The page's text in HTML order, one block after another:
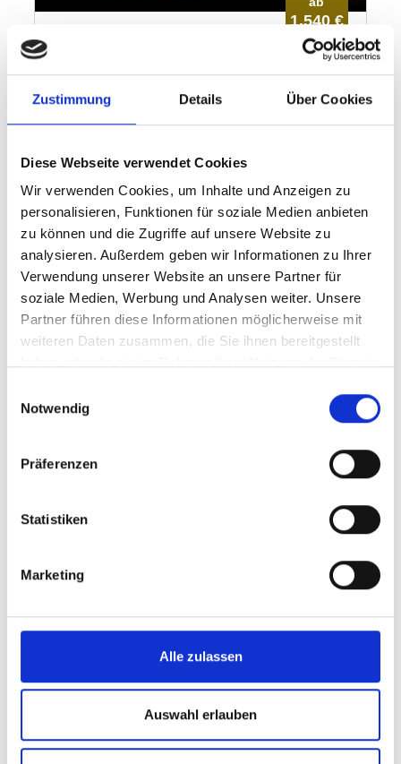
Zustimmung Details Über Cookies
Diese Webseite verwendet Cookies
Wir verwenden Cookies, um Inhalte und Anzeigen zu
personalisieren, Funktionen für soziale Medien anbieten
zu können und die Zugriffe auf unsere Website zu
analysieren. Außerdem geben wir Informationen zu Ihrer
Verwendung unserer Website an unsere Partner für
soziale Medien, Werbung und Analysen weiter. Unsere
Partner führen diese Informationen möglicherweise mit
weiteren Daten zusammen, die Sie ihnen bereitgestellt
Notwendig
Präferenzen
Statistiken
Marketing
Alle zulassen
Auswahl erlauben